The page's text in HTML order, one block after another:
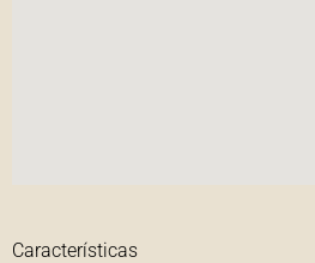
Características